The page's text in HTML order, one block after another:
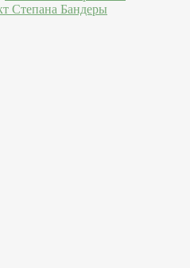
Степана Бандеры